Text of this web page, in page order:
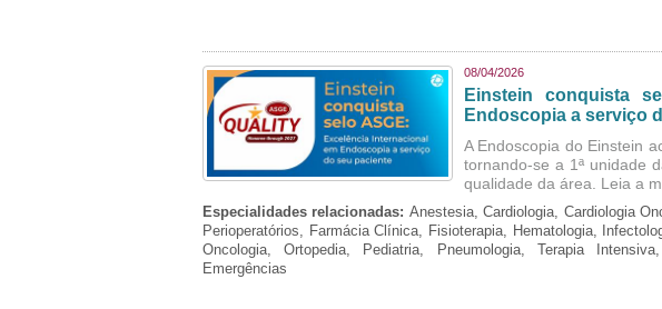
08/04/2026
Einstein conquista
Endoscopia a serviço
A Endoscopia do Einstein
tornando-se a 1ª unidade
qualidade da área. Leia a
Especialidades relacionadas: Anestesia, Cardiologia, Cardiologia
Perioperatórios, Farmácia Clínica, Fisioterapia, Hematologia,
Oncologia, Ortopedia, Pediatria, Pneumologia, Terapia
Emergências